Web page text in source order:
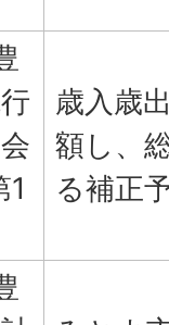
歳入歳
額し、
る補正